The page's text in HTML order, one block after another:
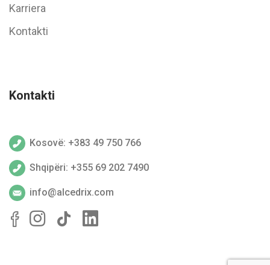
Karriera
Kontakti
Kontakti
Kosovë: +383 49 750 766
Shqipëri: +355 69 202 7490
info@alcedrix.com